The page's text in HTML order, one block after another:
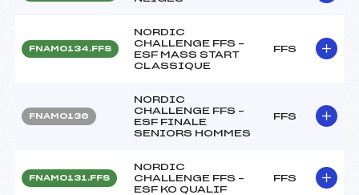
FNAM0134.FFS
NORDIC
CHALLENGE FFS –
ESF MASS START
CLASSIQUE
FFS
FNAM0136
NORDIC
CHALLENGE FFS –
ESF FINALE
SENIORS HOMMES
FFS
FNAM0131.FFS
NORDIC
CHALLENGE FFS –
ESF KO QUALIF
FFS